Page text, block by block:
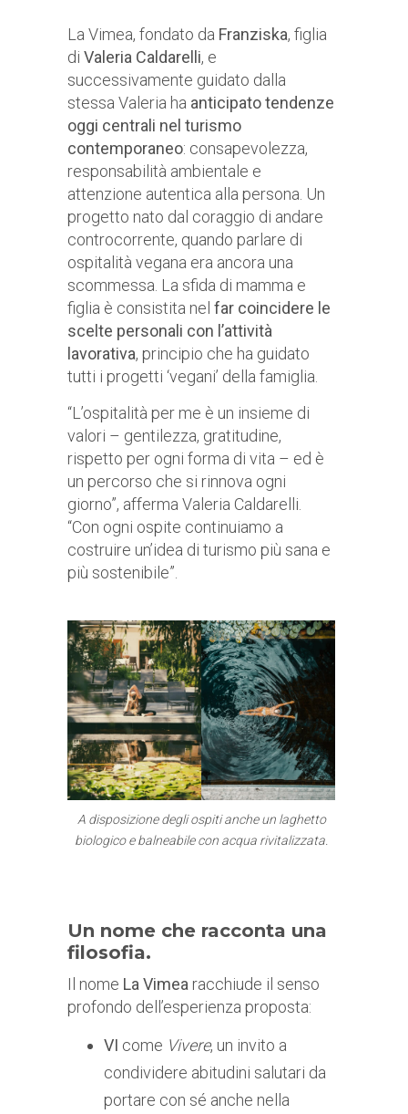
La Vimea, fondato da Franziska, figlia
di Valeria Caldarelli, e
successivamente guidato dalla
stessa Valeria ha anticipato tendenze
oggi centrali nel turismo
contemporaneo: consapevolezza,
responsabilità ambientale e
attenzione autentica alla persona. Un
progetto nato dal coraggio di andare
controcorrente, quando parlare di
ospitalità vegana era ancora una
scommessa. La sfida di mamma e
figlia è consistita nel far coincidere le
scelte personali con l’attività
lavorativa, principio che ha guidato
tutti i progetti ‘vegani’ della famiglia.
“L’ospitalità per me è un insieme di
valori – gentilezza, gratitudine,
rispetto per ogni forma di vita – ed è
un percorso che si rinnova ogni
giorno”, afferma Valeria Caldarelli.
“Con ogni ospite continuiamo a
costruire un’idea di turismo più sana e
più sostenibile”.
A disposizione degli ospiti anche un laghetto
biologico e balneabile con acqua rivitalizzata.
Un nome che racconta una
filosofia.
Il nome La Vimea racchiude il senso
profondo dell’esperienza proposta:
VI come Vivere, un invito a
condividere abitudini salutari da
portare con sé anche nella